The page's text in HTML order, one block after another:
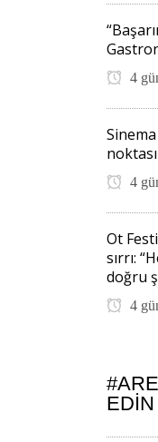
4
4
Ot
sırrı:
doğru
4
EDIN